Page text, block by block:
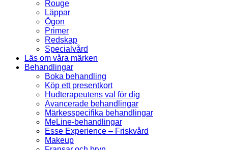
Rouge
Läppar
Ögon
Primer
Redskap
Specialvård
Läs om våra märken
Behandlingar
Boka behandling
Köp ett presentkort
Hudterapeutens val för dig
Avancerade behandlingar
Märkesspecifika behandlingar
MeLine-behandlingar
Esse Experience – Friskvård
Makeup